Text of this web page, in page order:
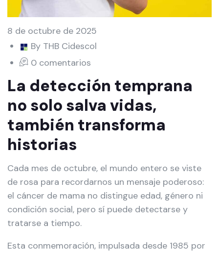
8 de octubre de 2025
By THB Cidescol
0 comentarios
La detección temprana
no solo salva vidas,
también transforma
historias
Cada mes de octubre, el mundo entero se viste
de rosa para recordarnos un mensaje poderoso:
el cáncer de mama no distingue edad, género ni
condición social, pero sí puede detectarse y
tratarse a tiempo.
Esta conmemoración, impulsada desde 1985 por